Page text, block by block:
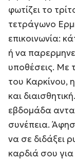
φωτίζει το
τετράγωνο
επικοινωνία:
ή να
υποθέσεις. Με
του Καρκίνου,
και
εβδομάδα
συνέπεια.
να σε διδάξει
καρδιά σου